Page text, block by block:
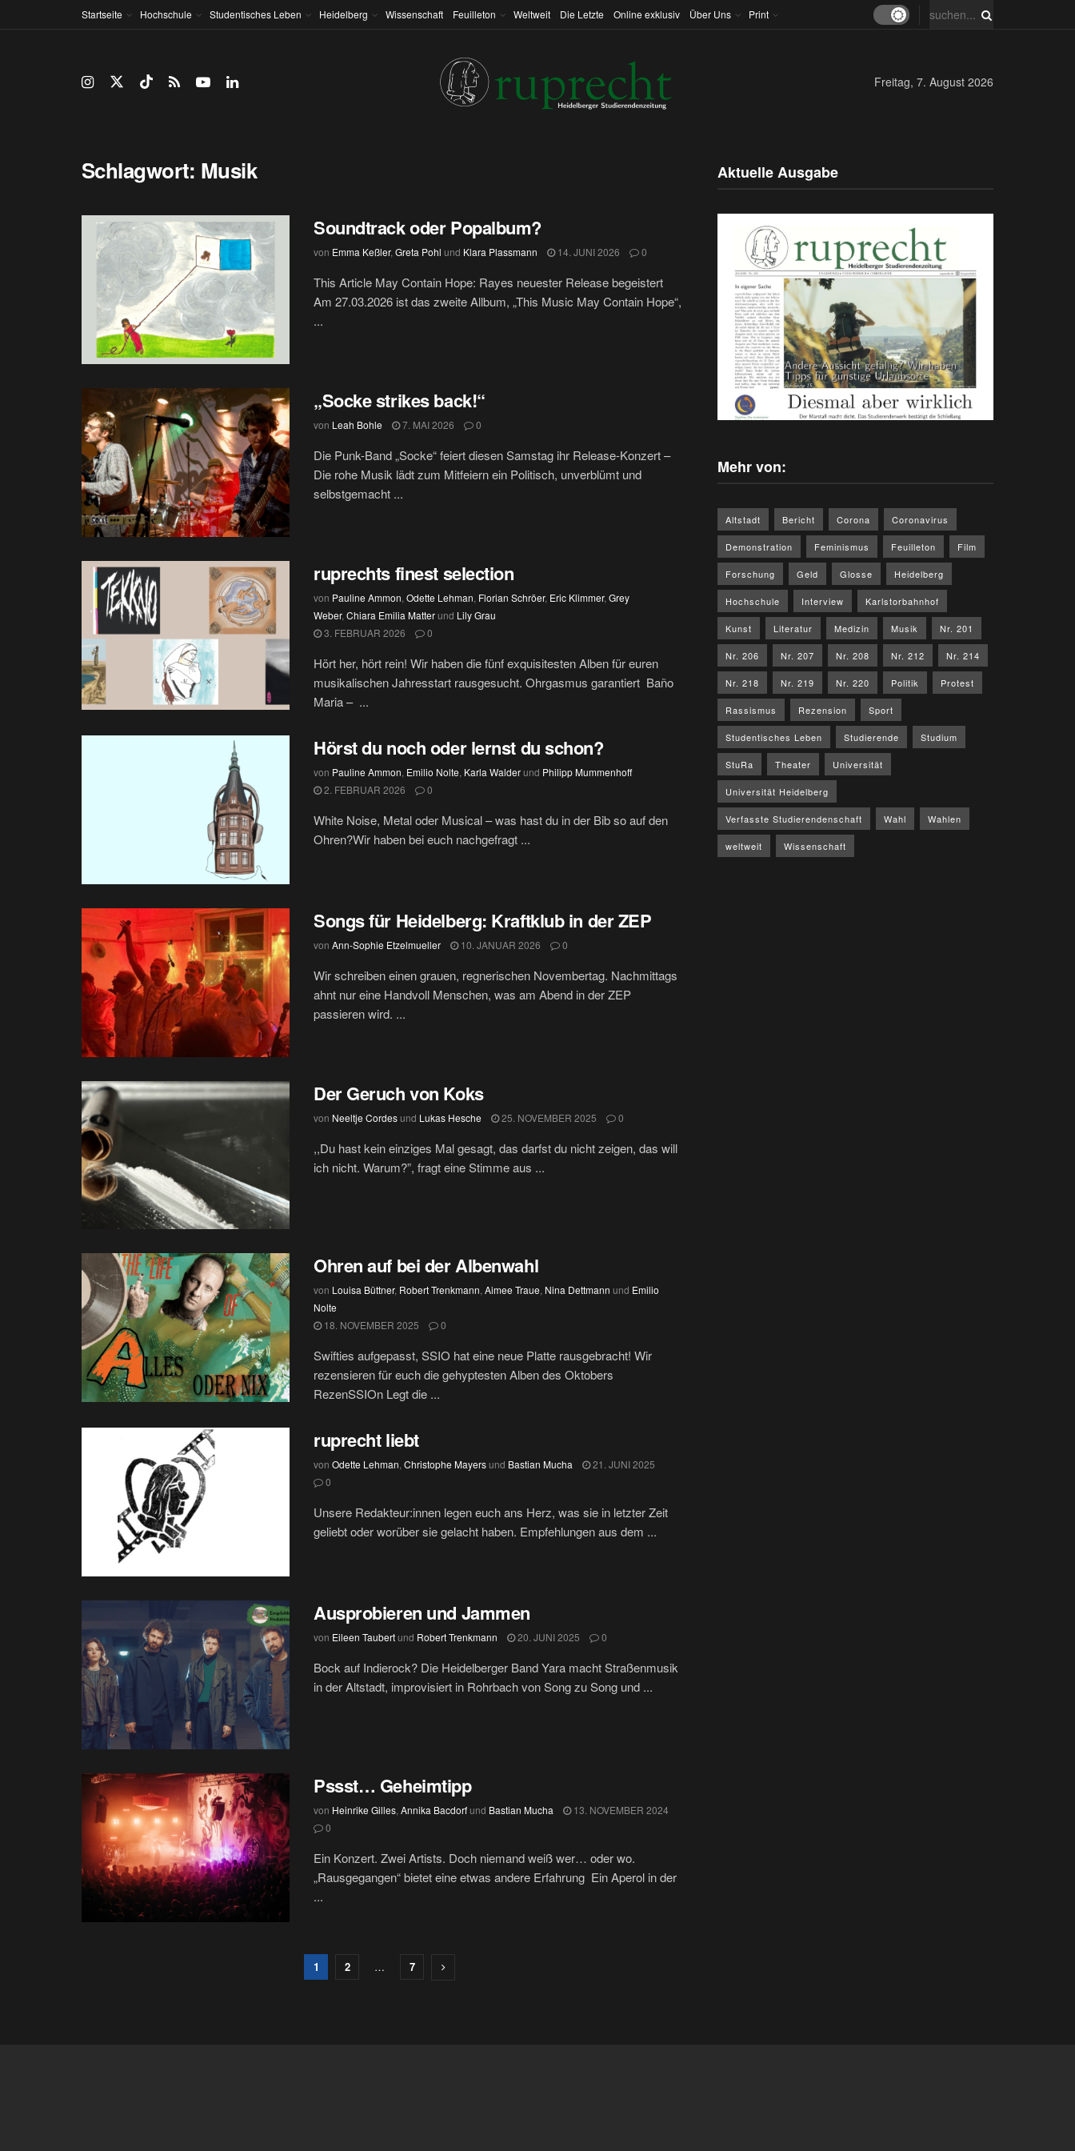
Startseite Hochschule Studentisches Leben Heidelberg Wissenschaft Feuilleton Weltweit Die Letzte Online exklusiv Über Uns Print
Freitag, 7. August 2026
Schlagwort: Musik
Soundtrack oder Popalbum?
von Emma Keßler, Greta Pohl und Klara Plassmann 14. JUNI 2026 0
This Article May Contain Hope: Rayes neuester Release begeistert
Am 27.03.2026 ist das zweite Allbum, „This Music May Contain Hope“,
...
„Socke strikes back!“
von Leah Bohle 7. MAI 2026 0
Die Punk-Band „Socke“ feiert diesen Samstag ihr Release-Konzert –
Die rohe Musik lädt zum Mitfeiern ein Politisch, unverblümt und
selbstgemacht ...
ruprechts finest selection
von Pauline Ammon, Odette Lehman, Florian Schröer, Eric Klimmer, Grey
Weber, Chiara Emilia Matterund Lily Grau
3. FEBRUAR 2026
0
Hört her, hört rein! Wir haben die fünf exquisitesten Alben für euren
musikalischen Jahresstart rausgesucht. Ohrgasmus garantiert Baño
Maria – ...
Hörst du noch oder lernst du schon?
von Pauline Ammon, Emilio Nolte, Karla Walderund Philipp Mummenhoff
2. FEBRUAR 2026
0
White Noise, Metal oder Musical – was hast du in der Bib so auf den
Ohren?Wir haben bei euch nachgefragt ...
Songs für Heidelberg: Kraftklub in der ZEP
von Ann-Sophie Etzelmueller 10. JANUAR 2026 0
Wir schreiben einen grauen, regnerischen Novembertag. Nachmittags
ahnt nur eine Handvoll Menschen, was am Abend in der ZEP
passieren wird. ...
Der Geruch von Koks
von Neeltje Cordesund Lukas Hesche 25. NOVEMBER 2025 0
,,Du hast kein einziges Mal gesagt, das darfst du nicht zeigen, das will
ich nicht. Warum?”, fragt eine Stimme aus ...
Ohren auf bei der Albenwahl
von Louisa Büttner, Robert Trenkmann,Aimee Traue, Nina Dettmann und Emilio
Nolte
18. NOVEMBER 2025
0
Swifties aufgepasst, SSIO hat eine neue Platte rausgebracht! Wir
rezensieren für euch die gehyptesten Alben des Oktobers
RezenSSIOn Legt die ...
ruprecht liebt
von Odette Lehman,Christophe Mayersund Bastian Mucha
21. JUNI 2025
0
Unsere Redakteur:innen legen euch ans Herz, was sie in letzter Zeit
geliebt oder worüber sie gelacht haben. Empfehlungen aus dem ...
Ausprobieren und Jammen
von Eileen Taubertund Robert Trenkmann 20. JUNI 2025 0
Bock auf Indierock? Die Heidelberger Band Yara macht Straßenmusik
in der Altstadt, improvisiert in Rohrbach von Song zu Song und ...
Pssst… Geheimtipp
von Heinrike Gilles, Annika Bacdorfund Bastian Mucha
13. NOVEMBER 2024
0
Ein Konzert. Zwei Artists. Doch niemand weiß wer… oder wo.
„Rausgegangen“ bietet eine etwas andere Erfahrung Ein Aperol in der
...
1 2 … 7
Aktuelle Ausgabe
Mehr von:
Altstadt Bericht Corona Coronavirus
Demonstration Feminismus Feuilleton Film
Forschung Geld Glosse Heidelberg
Hochschule Interview Karlstorbahnhof
Kunst Literatur Medizin Musik Nr. 201
Nr. 206 Nr. 207 Nr. 208 Nr. 212 Nr. 214
Nr. 218 Nr. 219 Nr. 220 Politik Protest
Rassismus Rezension Sport
Studentisches Leben Studierende Studium
StuRa Theater Universität
Universität Heidelberg
Verfasste Studierendenschaft Wahl Wahlen
weltweit Wissenschaft